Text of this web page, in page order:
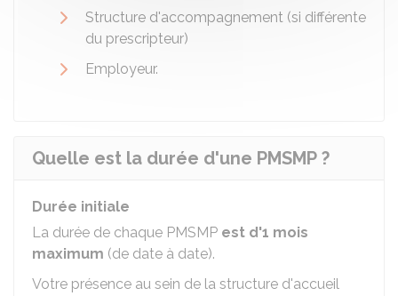
Structure d'accompagnement (si différente
du prescripteur)
Employeur.
Quelle est la durée d'une PMSMP ?
Durée initiale
La durée de chaque PMSMP est d'1 mois
maximum (de date à date).
Votre présence au sein de la structure d'accueil